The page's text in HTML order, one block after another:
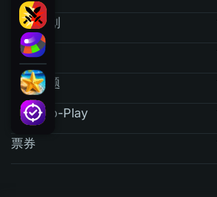
推荐计划
RAIN
常规问题
Free-To-Play
票券